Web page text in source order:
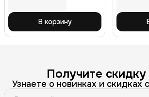
В корзину
Получите скидку
Узнаете о новинках и скидках